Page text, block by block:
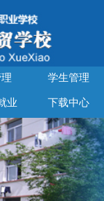
学生管理
业 下载中心